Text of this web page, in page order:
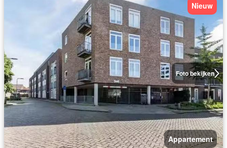
Foto bekijken
Nieuw
Appartement